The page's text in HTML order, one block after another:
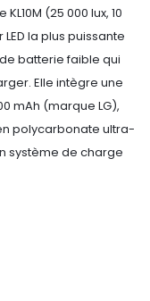
(25 000 lux, 10
la plus puissante
batterie faible qui
Elle intègre une
mAh (marque LG),
polycarbonate ultra-
système de charge